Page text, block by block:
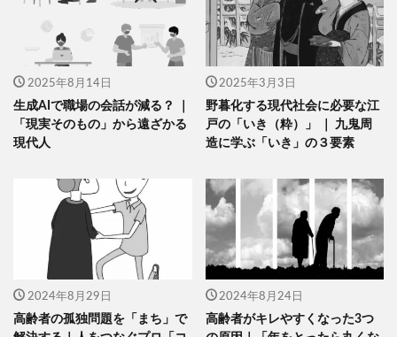
2025年8月14日
生成AIで職場の会話が減る？ ｜
「現実そのもの」から遠ざかる
現代人
2025年3月3日
野暮化する現代社会に必要な江
戸の「いき（粋）」 ｜ 九鬼周
造に学ぶ「いき」の３要素
2024年8月29日
高齢者の孤独問題を「まち」で
2024年8月24日
高齢者がキレやすくなった3つ